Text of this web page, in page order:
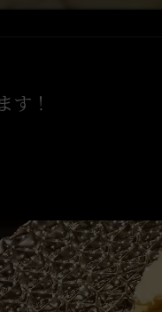
す！